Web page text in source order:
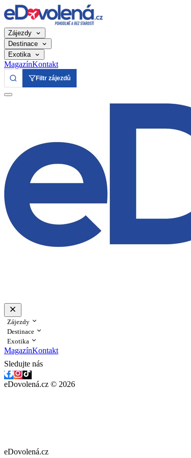
Zájezdy
Destinace
Exotika
MagazínKontakt
Filtr zájezdů
Zájezdy
Destinace
Exotika
MagazínKontakt
Sledujte nás
eDovolená.cz © 2026
eDovolená.cz